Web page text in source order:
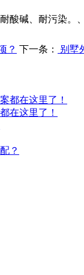
酸碱、耐污染。
？ 下一条： 别墅
都在这里了！
在这里了！
？